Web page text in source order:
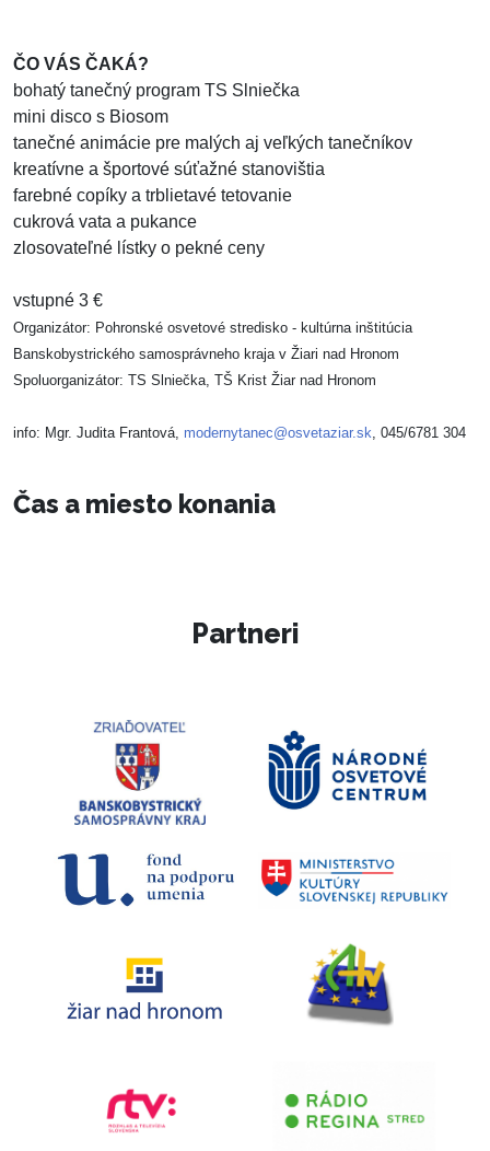
ČO VÁS ČAKÁ?
bohatý tanečný program TS Slniečka
mini disco s Biosom
tanečné animácie pre malých aj veľkých tanečníkov
kreatívne a športové súťažné stanovištia
farebné copíky a trblietavé tetovanie
cukrová vata a pukance
zlosovateľné lístky o pekné ceny
vstupné 3 €
Organizátor: Pohronské osvetové stredisko - kultúrna inštitúcia
Banskobystrického samosprávneho kraja v Žiari nad Hronom
Spoluorganizátor: TS Slniečka, TŠ Krist Žiar nad Hronom
info: Mgr. Judita Frantová, modernytanec@osvetaziar.sk , 045/6781 304
Čas a miesto konania
Partneri